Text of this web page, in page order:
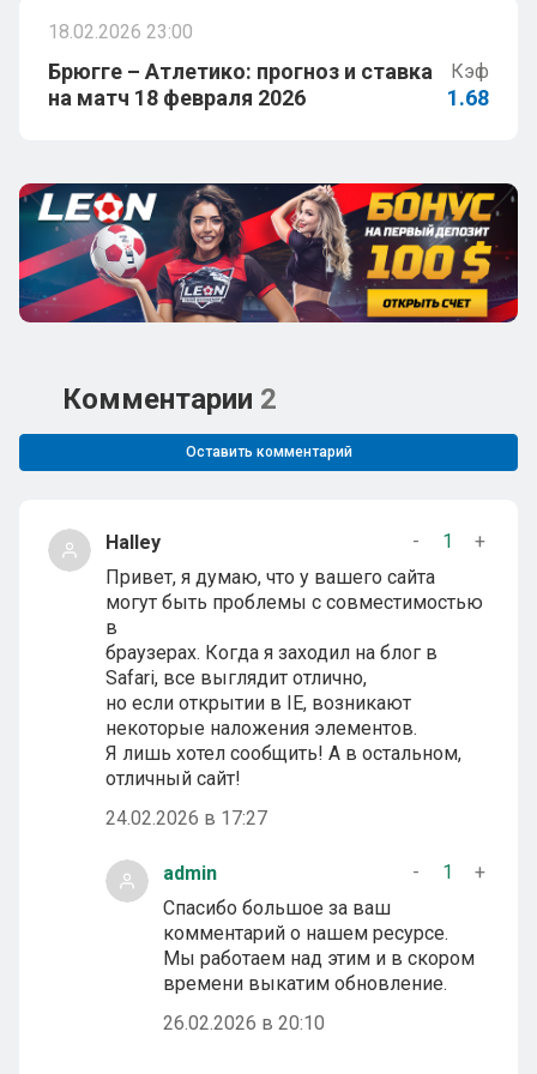
18.02.2026 23:00
Брюгге – Атлетико: прогноз и ставка
на матч 18 февраля 2026
Кэф
1.68
Комментарии 2
Оставить комментарий
Halley - 1
+
Привет, я думаю, что у вашего сайта
могут быть проблемы с совместимостью
в
браузерах. Когда я заходил на блог в
Safari, все выглядит отлично,
но если открытии в IE, возникают
некоторые наложения элементов.
Я лишь хотел сообщить! А в остальном,
отличный сайт!
24.02.2026 в 17:27
admin - 1
+
Спасибо большое за ваш
комментарий о нашем ресурсе.
Мы работаем над этим и в скором
времени выкатим обновление.
26.02.2026 в 20:10